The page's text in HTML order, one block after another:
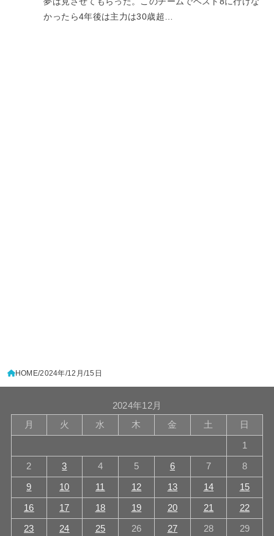
かったら4年後は主力は30歳超…
HOME 2024年 12月 15日
2024年12月
月
火 水 木 金 土 日
1
2 3 4 5 6 7 8
9 10 11 12 13 14 15
16 17 18 19 20 21 22
23 24 25 26 27 28 29